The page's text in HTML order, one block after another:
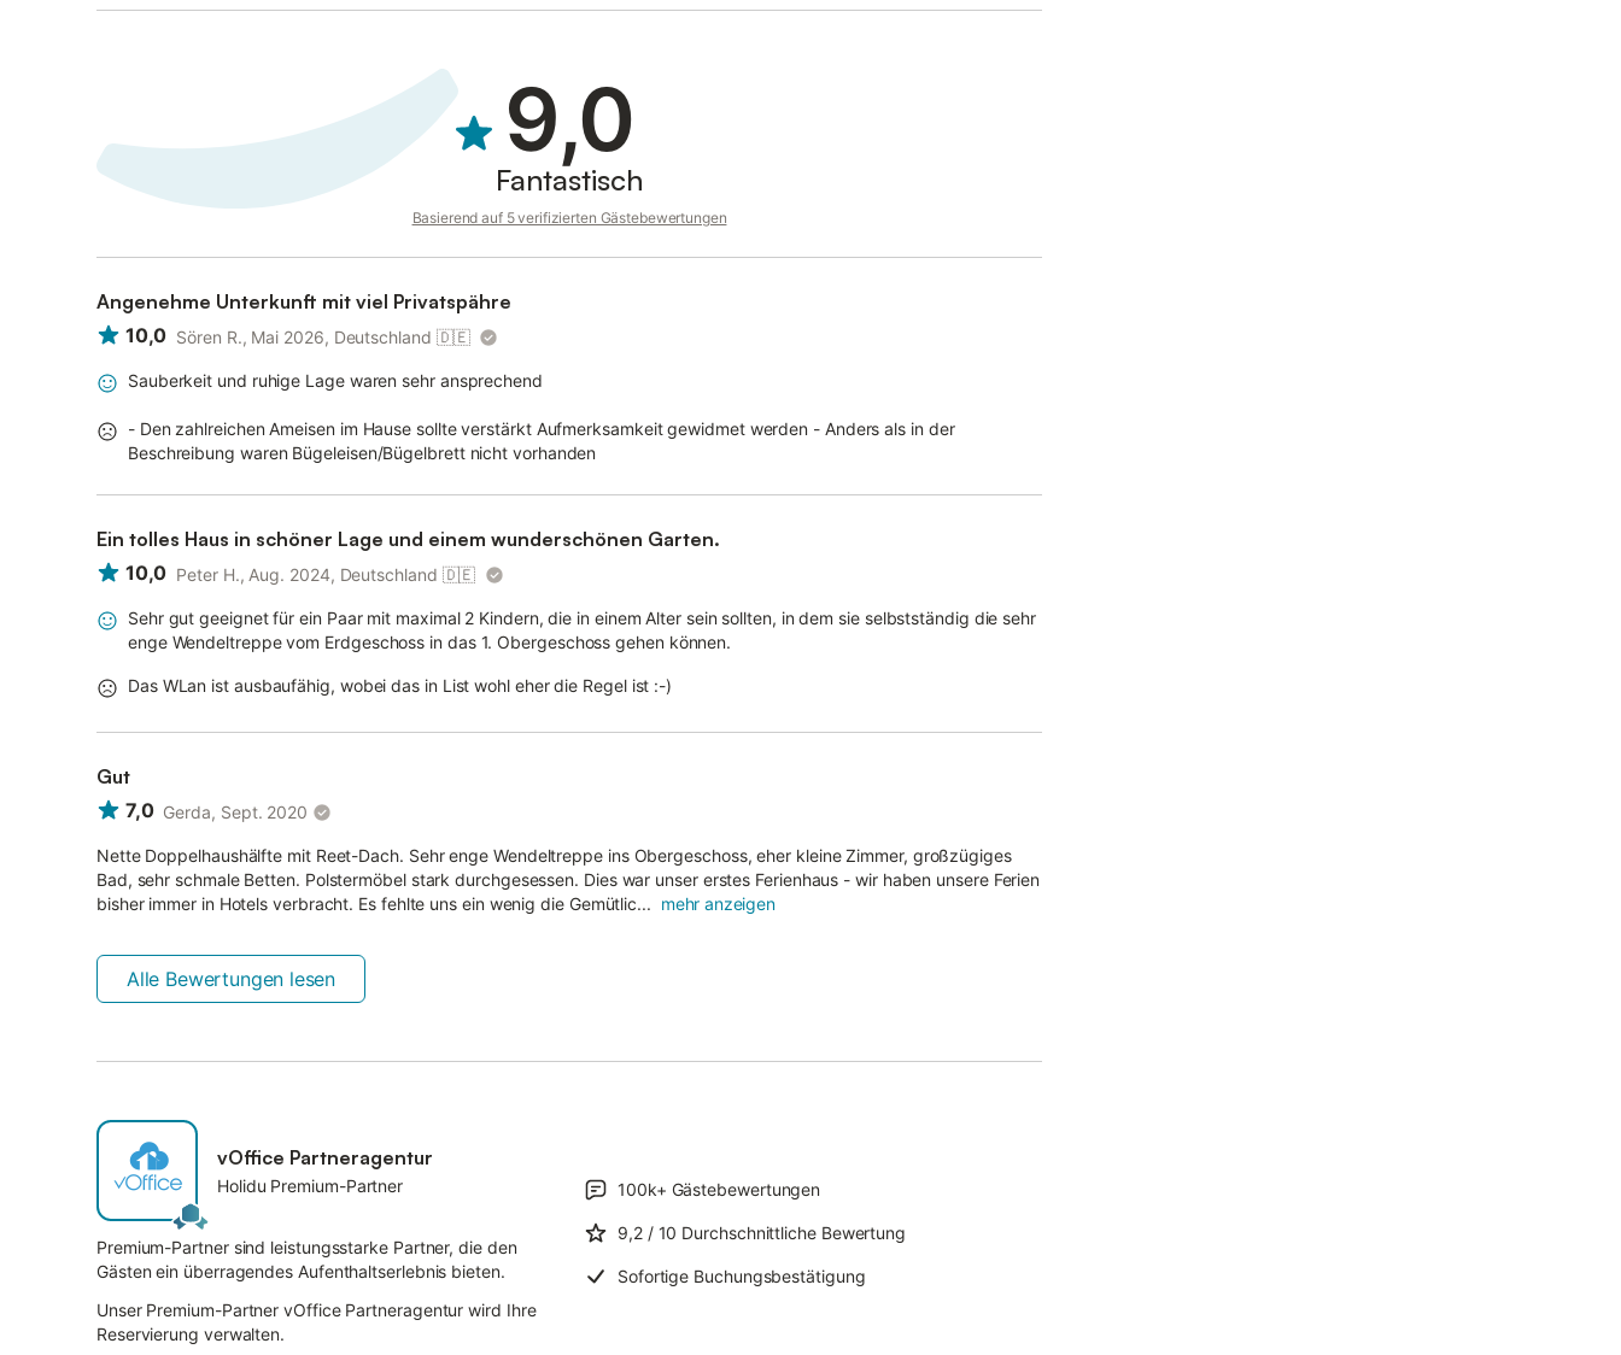
9,0
Fantastisch
Basierend auf 5 verifizierten Gästebewertungen
Angenehme Unterkunft mit viel Privatspähre
10,0 Sören R., Mai 2026, Deutschland 🇩🇪
Sauberkeit und ruhige Lage waren sehr ansprechend
- Den zahlreichen Ameisen im Hause sollte verstärkt Aufmerksamkeit gewidmet werden - Anders als in der
Beschreibung waren Bügeleisen/Bügelbrett nicht vorhanden
Ein tolles Haus in schöner Lage und einem wunderschönen Garten.
10,0 Peter H., Aug. 2024, Deutschland 🇩🇪
Sehr gut geeignet für ein Paar mit maximal 2 Kindern, die in einem Alter sein sollten, in dem sie selbstständig die sehr
enge Wendeltreppe vom Erdgeschoss in das 1. Obergeschoss gehen können.
Das WLan ist ausbaufähig, wobei das in List wohl eher die Regel ist :-)
Gut
7,0 Gerda, Sept. 2020
Nette Doppelhaushälfte mit Reet-Dach. Sehr enge Wendeltreppe ins Obergeschoss, eher kleine Zimmer, großzügiges
Bad, sehr schmale Betten. Polstermöbel stark durchgesessen. Dies war unser erstes Ferienhaus - wir haben unsere Ferien
bisher immer in Hotels verbracht. Es fehlte uns ein wenig die Gemütlic... mehr anzeigen
Alle Bewertungen lesen
vOffice Partneragentur
Holidu Premium-Partner
Premium-Partner sind leistungsstarke Partner, die den
Gästen ein überragendes Aufenthaltserlebnis bieten.
Unser Premium-Partner vOffice Partneragentur wird Ihre
Reservierung verwalten.
100k+ Gästebewertungen
9,2 / 10 Durchschnittliche Bewertung
Sofortige Buchungsbestätigung